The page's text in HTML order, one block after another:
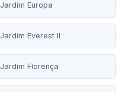
Jardim Europa
Jardim Everest II
Jardim Florença